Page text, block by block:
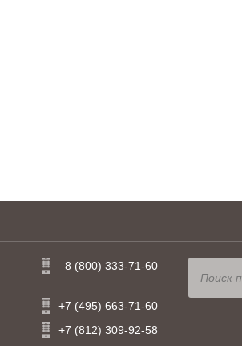
8 (800) 333-71-60
+7 (495) 663-71-60
+7 (812) 309-92-58